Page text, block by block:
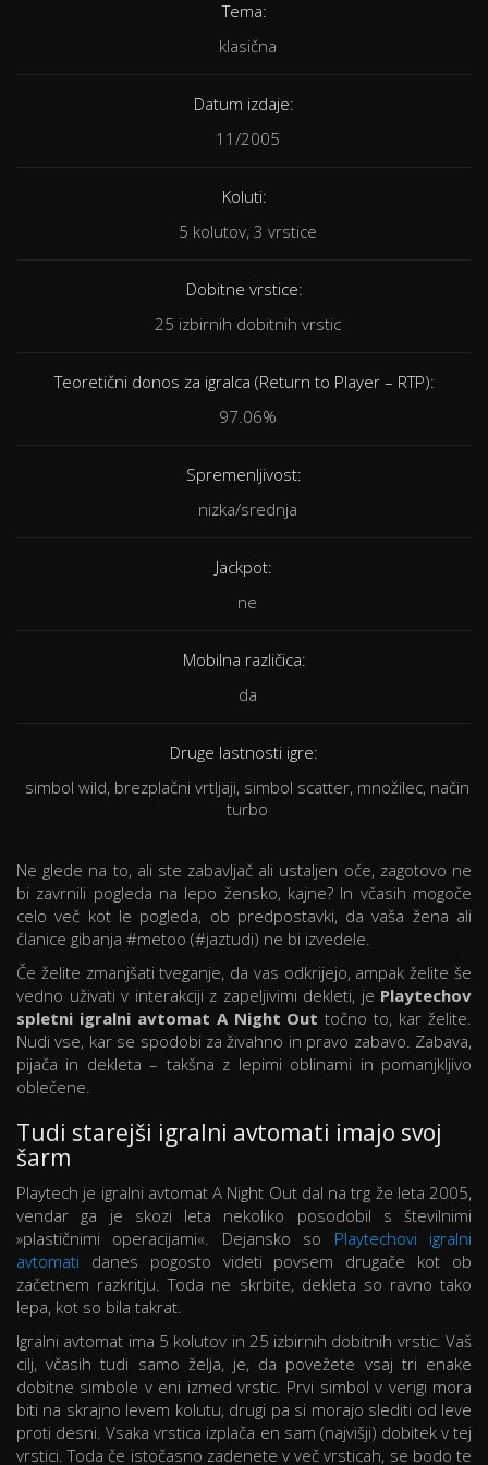
Tema:
klasična
Datum izdaje:
11/2005
Koluti:
5 kolutov, 3 vrstice
Dobitne vrstice:
25 izbirnih dobitnih vrstic
Teoretični donos za igralca (Return to Player – RTP):
97.06%
Spremenljivost:
nizka/srednja
Jackpot:
ne
Mobilna različica:
da
Druge lastnosti igre:
simbol wild, brezplačni vrtljaji, simbol scatter, množilec, način
turbo
Ne glede na to, ali ste zabavljač ali ustaljen oče, zagotovo ne
bi zavrnili pogleda na lepo žensko, kajne? In včasih mogoče
celo več kot le pogleda, ob predpostavki, da vaša žena ali
članice gibanja #metoo (#jaztudi) ne bi izvedele.
Če želite zmanjšati tveganje, da vas odkrijejo, ampak želite še
vedno uživati v interakciji z zapeljivimi dekleti, je Playtechov
spletni igralni avtomat A Night Out točno to, kar želite.
Nudi vse, kar se spodobi za živahno in pravo zabavo. Zabava,
pijača in dekleta – takšna z lepimi oblinami in pomanjkljivo
oblečene.
Tudi starejši igralni avtomati imajo svoj
šarm
Playtech je igralni avtomat A Night Out dal na trg že leta 2005,
vendar ga je skozi leta nekoliko posodobil s številnimi
»plastičnimi operacijami«. Dejansko so Playtechovi igralni
avtomati danes pogosto videti povsem drugače kot ob
začetnem razkritju. Toda ne skrbite, dekleta so ravno tako
lepa, kot so bila takrat.
Igralni avtomat ima 5 kolutov in 25 izbirnih dobitnih vrstic. Vaš
cilj, včasih tudi samo želja, je, da povežete vsaj tri enake
dobitne simbole v eni izmed vrstic. Prvi simbol v verigi mora
biti na skrajno levem kolutu, drugi pa si morajo slediti od leve
proti desni. Vsaka vrstica izplača en sam (najvišji) dobitek v tej
vrstici. Toda če istočasno zadenete v več vrsticah, se bodo te